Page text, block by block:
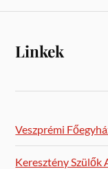
Linkek
Veszprémi
Keresztény Szülők